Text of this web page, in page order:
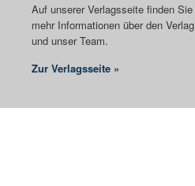
Auf unserer Verlagsseite finden Sie
mehr Informationen über den Verlag
und unser Team.
Zur Verlagsseite »